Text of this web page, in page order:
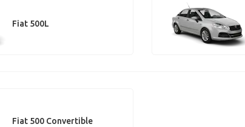
Fiat 500L
Fiat 500 Convertible